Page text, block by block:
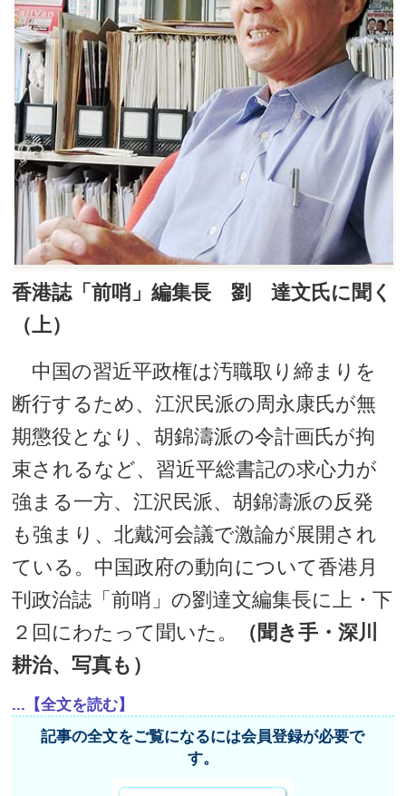
香港誌「前哨」編集長 劉 達文氏に聞く
（上）
中国の習近平政権は汚職取り締まりを
断行するため、江沢民派の周永康氏が無
期懲役となり、胡錦濤派の令計画氏が拘
束されるなど、習近平総書記の求心力が
強まる一方、江沢民派、胡錦濤派の反発
も強まり、北戴河会議で激論が展開され
ている。中国政府の動向について香港月
刊政治誌「前哨」の劉達文編集長に上・下
２回にわたって聞いた。
（聞き手・深川
耕治、写真も）
...【全文を読む】
記事の全文をご覧になるには会員登録が必要で
す。